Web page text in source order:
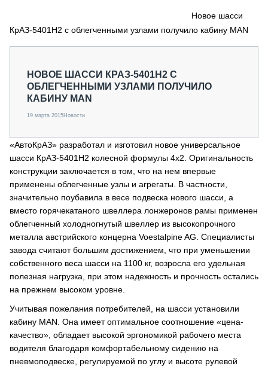
СПЕЦПРОЕКТЫ
О ПРОЕКТЕ
Новое шасси
КрАЗ-5401Н2 с облегченными узлами получило кабину MAN
НОВОЕ ШАССИ КРАЗ-5401Н2 С
ОБЛЕГЧЕННЫМИ УЗЛАМИ ПОЛУЧИЛО
КАБИНУ MAN
19 марта 2015Новости
«АвтоКрАЗ» разработал и изготовил новое универсальное
шасси КрАЗ-5401Н2 колесной формулы 4х2. Оригинальность
конструкции заключается в том, что на нем впервые
применены облегченные узлы и агрегаты. В частности,
значительно поубавила в весе подвеска нового шасси, а
вместо горячекатаного швеллера лонжеронов рамы применен
облегченный холодногнутый швеллер из высокопрочного
металла австрийского концерна Voestalpine AG. Специалисты
завода считают большим достижением, что при уменьшении
собственного веса шасси на 1100 кг, возросла его удельная
полезная нагрузка, при этом надежность и прочность остались
на прежнем высоком уровне.
Учитывая пожелания потребителей, на шасси установили
кабину MAN. Она имеет оптимальное соотношение «цена-
качество», обладает высокой эргономикой рабочего места
водителя благодаря комфортабельному сидению на
пневмоподвеске, регулируемой по углу и высоте рулевой